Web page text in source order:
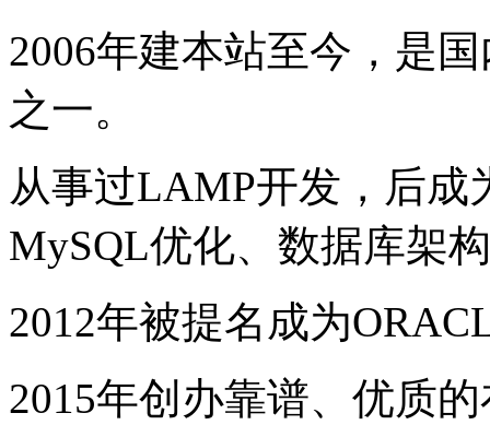
2006年建本站至今，是
之一。
从事过LAMP开发，后成
MySQL优化、数据库架
2012年被提名成为
2015年创办靠谱、优质